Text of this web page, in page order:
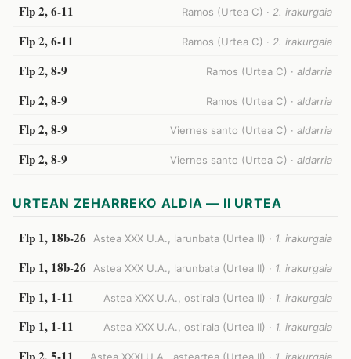
Flp 2, 6-11 Ramos (Urtea C) · 2. irakurgaia
Flp 2, 6-11 Ramos (Urtea C) · 2. irakurgaia
Flp 2, 8-9 Ramos (Urtea C) · aldarria
Flp 2, 8-9 Ramos (Urtea C) · aldarria
Flp 2, 8-9 Viernes santo (Urtea C) · aldarria
Flp 2, 8-9 Viernes santo (Urtea C) · aldarria
URTEAN ZEHARREKO ALDIA — II URTEA
Flp 1, 18b-26 Astea XXX U.A., larunbata (Urtea II) · 1. irakurgaia
Flp 1, 18b-26 Astea XXX U.A., larunbata (Urtea II) · 1. irakurgaia
Flp 1, 1-11 Astea XXX U.A., ostirala (Urtea II) · 1. irakurgaia
Flp 1, 1-11 Astea XXX U.A., ostirala (Urtea II) · 1. irakurgaia